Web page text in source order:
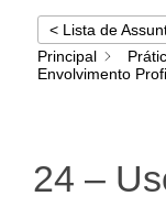
< Lista de
Principal
Envolvimento
24 –